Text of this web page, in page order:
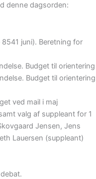
denne dagsorden:
juni). Beretning for
Budget til orientering
Budget til orientering
ved mail i maj
valg af suppleant for 1
Jensen, Jens
Lauersen (suppleant)